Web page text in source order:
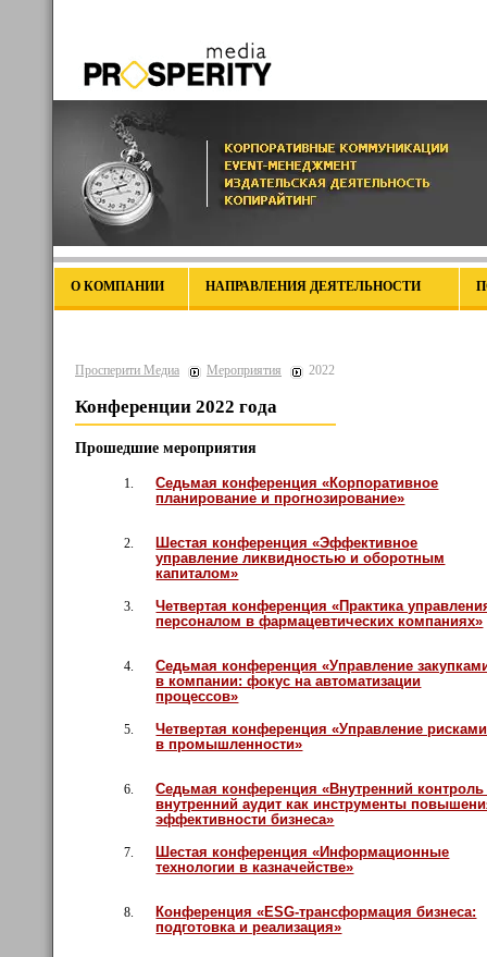
О КОМПАНИИ НАПРАВЛЕНИЯ ДЕЯТЕЛЬНОСТИ
Просперити Медиа Мероприятия 2022
Конференции 2022 года
Прошедшие мероприятия
1.
Седьмая конференция «Корпоративное
планирование и прогнозирование»
2.
Шестая конференция «Эффективное
управление ликвидностью и оборотным
капиталом»
3.
Четвертая конференция «Практика
персоналом в фармацевтических компаниях»
4.
Седьмая конференция «Управление
в компании: фокус на автоматизации
процессов»
5.
Четвертая конференция «Управление рисками
в промышленности»
6.
Седьмая конференция «Внутренний
внутренний аудит как инструменты
эффективности бизнеса»
7.
Шестая конференция «Информационные
технологии в казначействе»
8.
Конференция «ESG-трансформация бизнеса:
подготовка и реализация»